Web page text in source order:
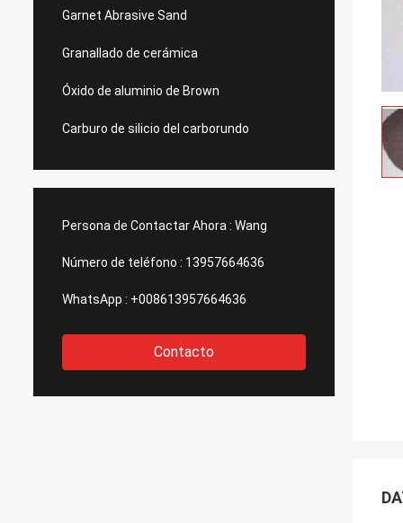
Garnet Abrasive Sand
Granallado de cerámica
Óxido de aluminio de Brown
Carburo de silicio del carborundo
Persona de Contactar Ahora : Wang
Número de teléfono : 13957664636
WhatsApp : +008613957664636
Contacto